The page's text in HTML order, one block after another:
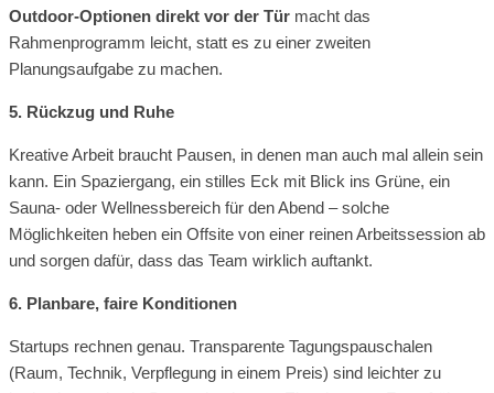
Outdoor-Optionen direkt vor der Tür macht das
Rahmenprogramm leicht, statt es zu einer zweiten
Planungsaufgabe zu machen.
5. Rückzug und Ruhe
Kreative Arbeit braucht Pausen, in denen man auch mal allein sein
kann. Ein Spaziergang, ein stilles Eck mit Blick ins Grüne, ein
Sauna- oder Wellnessbereich für den Abend – solche
Möglichkeiten heben ein Offsite von einer reinen Arbeitssession ab
und sorgen dafür, dass das Team wirklich auftankt.
6. Planbare, faire Konditionen
Startups rechnen genau. Transparente Tagungspauschalen
(Raum, Technik, Verpflegung in einem Preis) sind leichter zu